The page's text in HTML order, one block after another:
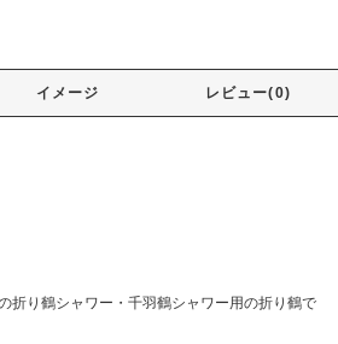
イメージ レビュー(0)
折り鶴シャワー・千羽鶴シャワー用の折り鶴で